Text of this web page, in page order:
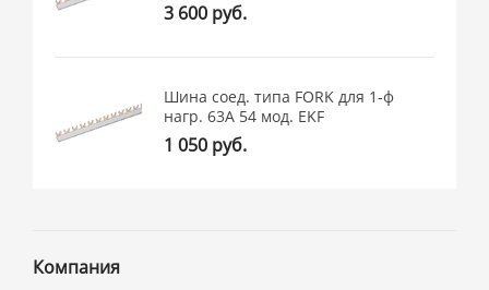
3 600 руб.
Шина соед. типа FORK для 1-ф
нагр. 63А 54 мод. EKF
1 050 руб.
Компания